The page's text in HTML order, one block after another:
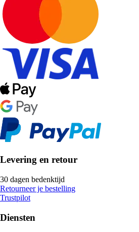
Levering en retour
30 dagen bedenktijd
Retourneer je bestelling
Trustpilot
Diensten